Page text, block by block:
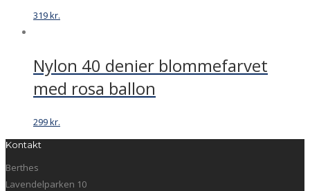
319kr.
Nylon 40 denier blommefarvet
med rosa ballon
299kr.
Kontakt
Berthes
Lavendelparken 10